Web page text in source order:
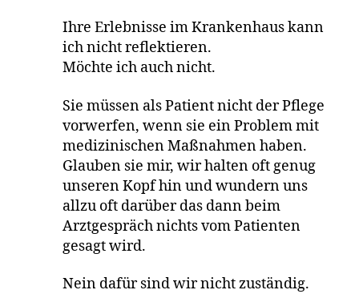
Ihre Erlebnisse im Krankenhaus kann
ich nicht reflektieren.
Möchte ich auch nicht.
Sie müssen als Patient nicht der Pflege
vorwerfen, wenn sie ein Problem mit
medizinischen Maßnahmen haben.
Glauben sie mir, wir halten oft genug
unseren Kopf hin und wundern uns
allzu oft darüber das dann beim
Arztgespräch nichts vom Patienten
gesagt wird.
Nein dafür sind wir nicht zuständig.